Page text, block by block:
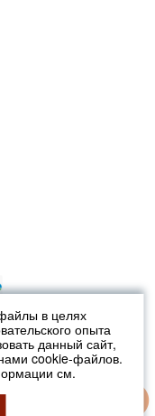
в целях
опыта
данный сайт,
cookie-файлов.
см.
офертой (ст.435 ГК
в офисах продаж....